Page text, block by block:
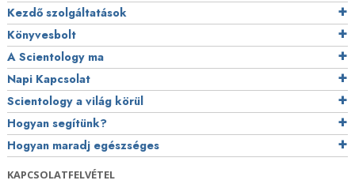
Kezdő szolgáltatások
Könyvesbolt
A Scientology ma
Napi Kapcsolat
Scientology a világ körül
Hogyan segítünk?
Hogyan maradj egészséges
KAPCSOLATFELVÉTEL